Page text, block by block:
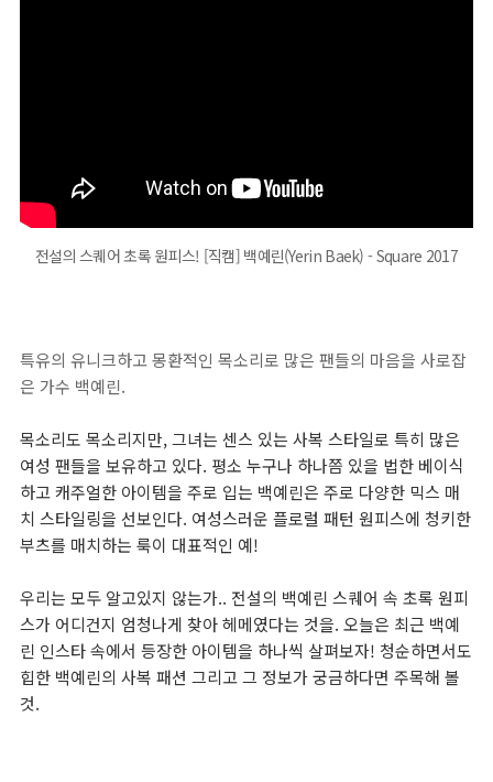
전설의 스퀘어 초록 원피스! [직캠] 백예린(Yerin Baek) - Square 2017
특유의 유니크하고 몽환적인 목소리로 많은 팬들의 마음을 사로잡
은 가수 백예린.
목소리도 목소리지만, 그녀는 센스 있는 사복 스타일로 특히 많은
여성 팬들을 보유하고 있다. 평소 누구나 하나쯤 있을 법한 베이식
하고 캐주얼한 아이템을 주로 입는 백예린은 주로 다양한 믹스 매
치 스타일링을 선보인다. 여성스러운 플로럴 패턴 원피스에 청키한
부츠를 매치하는 룩이 대표적인 예!
우리는 모두 알고있지 않는가.. 전설의 백예린 스퀘어 속 초록 원피
스가 어디건지 엄청나게 찾아 헤메였다는 것을. 오늘은 최근 백예
린 인스타 속에서 등장한 아이템을 하나씩 살펴보자! 청순하면서도
힙한 백예린의 사복 패션 그리고 그 정보가 궁금하다면 주목해 볼
것.